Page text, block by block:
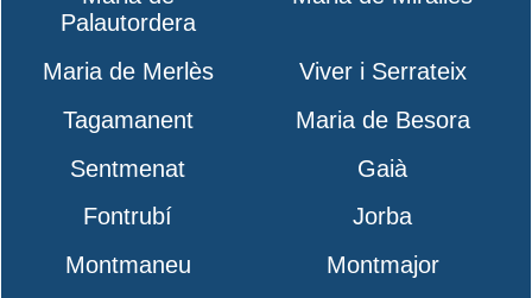
Palautordera
Maria de Merlès
Viver i Serrateix
Tagamanent
Maria de Besora
Sentmenat
Gaià
Fontrubí
Jorba
Montmaneu
Montmajor